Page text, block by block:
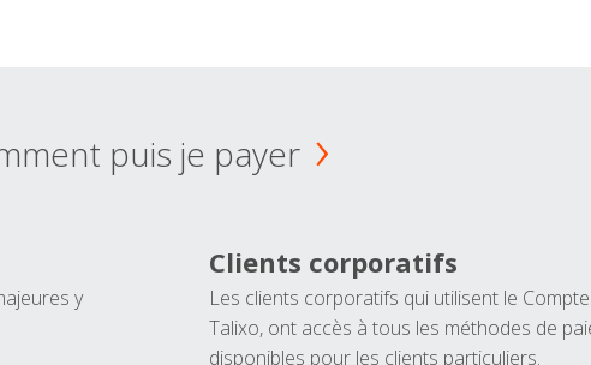
puis je payer
y
Clients corporatifs
Les clients corporatifs qui utilisent le
Talixo, ont accès à tous les méthodes de
disponibles pour les clients particuliers.